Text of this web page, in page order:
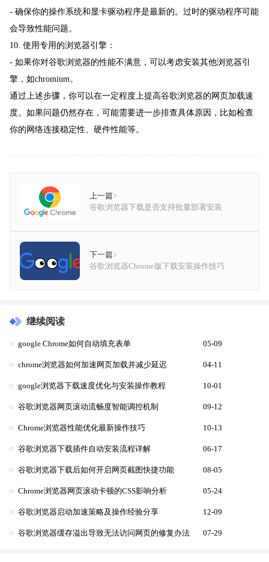
- 确保你的操作系统和显卡驱动程序是最新的。过时的驱动程序可能
会导致性能问题。
10. 使用专用的浏览器引擎：
- 如果你对谷歌浏览器的性能不满意，可以考虑安装其他浏览器引
擎，如chromium。
通过上述步骤，你可以在一定程度上提高谷歌浏览器的网页加载速
度。如果问题仍然存在，可能需要进一步排查具体原因，比如检查
你的网络连接稳定性、硬件性能等。
上一篇>
谷歌浏览器下载是否支持批量部署安装
下一篇>
谷歌浏览器Chrome版下载安装操作技巧
继续阅读
google Chrome如何自动填充表单 05-09
chrome浏览器如何加速网页加载并减少延迟 04-11
google浏览器下载速度优化与安装操作教程 10-01
谷歌浏览器网页滚动流畅度智能调控机制 09-12
Chrome浏览器性能优化最新操作技巧 10-13
谷歌浏览器下载插件自动安装流程详解 06-17
谷歌浏览器下载后如何开启网页截图快捷功能 08-05
Chrome浏览器网页滚动卡顿的CSS影响分析 05-24
谷歌浏览器启动加速策略及操作经验分享 12-09
谷歌浏览器缓存溢出导致无法访问网页的修复办法 07-29